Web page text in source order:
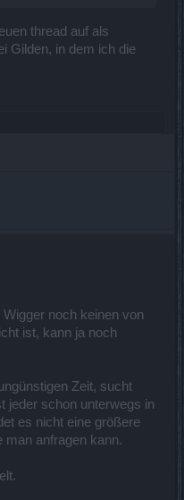
thread auf als
Gilden, in dem ich die
noch keinen von
ist, kann ja noch
Zeit, sucht
jeder schon unterwegs in
es nicht eine größere
man anfragen kann.